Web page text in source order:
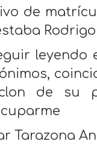
de
Rodrigo
leyendo
de su
Tarazona